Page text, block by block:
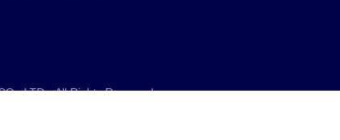
LTD. All Rights Reserved.